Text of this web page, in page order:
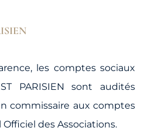
les comptes sociaux
PARISIEN sont audités
commissaire aux comptes
des Associations.